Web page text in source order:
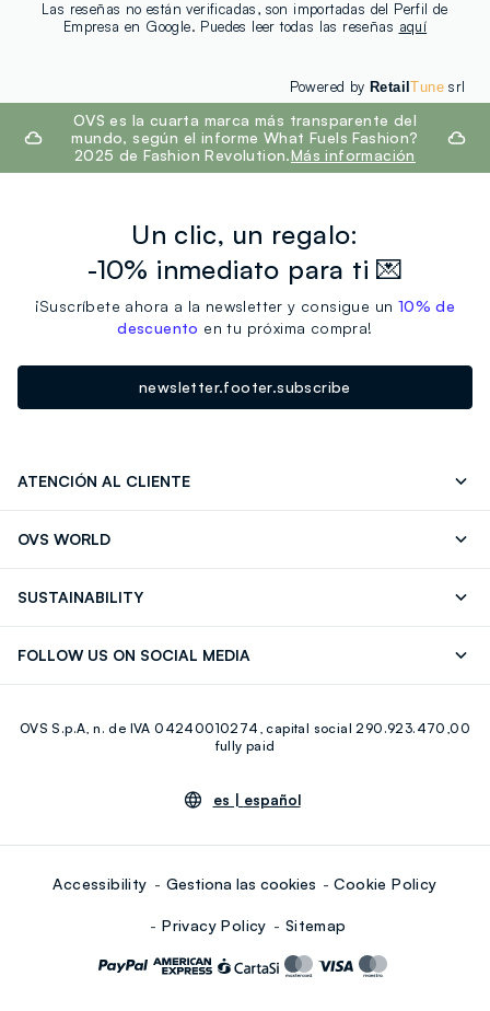
Las reseñas no están verificadas, son importadas del Perfil de
Empresa en Google. Puedes leer todas las reseñas aquí
Powered by RetailTunesrl
footer.ariatitleOVS es la cuarta marca más transparente del
mundo, según el informe What Fuels Fashion?
2025 de Fashion Revolution.Más información
Un clic, un regalo:
-10% inmediato para ti 💌
¡Suscríbete ahora a la newsletter y consigue un 10% de
descuento en tu próxima compra!
newsletter.footer.subscribe
ATENCIÓN AL CLIENTE
OVS WORLD
SUSTAINABILITY
FOLLOW US ON SOCIAL MEDIA
Youtube Linkedin
OVS S.p.A, n. de IVA 04240010274, capital social 290.923.470,00
fully paid
es | español
Accessibility Gestiona las cookies Cookie Policy
Privacy Policy Sitemap